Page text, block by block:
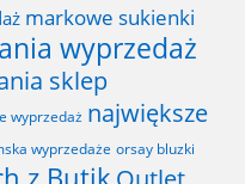
markowe sukienki
wyprzedaż
sklep
wyprzedaż największe
wyprzedaże orsay bluzki